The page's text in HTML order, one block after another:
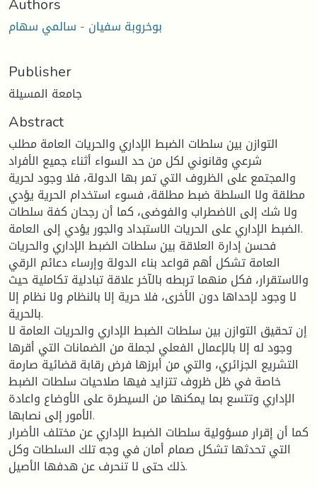
بوخروبة سفيان - سالمي سهام
Publisher
جامعة المسيلة
Abstract
التوازن بين سلطات الضبط الإداري والحريات العامة مطلب
شرعي وقانوني لكل من حد السواء أثناء جميع الأفراد
والمجتمع على الظروف التي تمر بها الدولة، فلا وجود لحرية
مطلقة ولا السلطة ضبط مطلقة، فسوء استخدام الحرية يؤدي
ولا شك إلى الاضطراب والفوضى، كما أن رجحان كفة سلطات
الضبط الإداري على الحريات الاستبداد والجور يؤدي إلى العامة.
فحسن إدارة العلاقة بين سلطات الضبط الإداري والحريات
العامة تشكل أهم قواعد بناء الدولة وإرساء دعائم الرقي
والاستقرار، فكل منهما تربطه بالآخر علاقة تبادلية تكاملية حيث
لا وجود لإحداها دون الأخرى، فلا حرية إلا بالنظام ولا نظام إلا
بالحرية.
إن تحقيق التوازن بين سلطات الضبط الإداري والحريات العامة لا
وجود له إلا بالإعمال الفعلي لجملة من الضمانات التي أقرها
التشريع الجزائري، والتي من أبرزها فرض رقابة قضائية صارمة
خاصة في ظل ظروف تتزايد فيها صلاحيات سلطات الضبط
الإداري وتتسع بما يمكنها من السيطرة على الأوضاع واعادة
الأمور إلى نصابها.
كما أن إقرار مسؤولية سلطات الضبط الإداري عن مختلف الأضرار
التي تحدثها تشكل صمام أمان في وجه تلك السلطات وكل
ذلك حتى لا تنحرف عن هدفها الأصيل.